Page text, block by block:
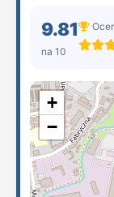
9.81
na 10
+
−